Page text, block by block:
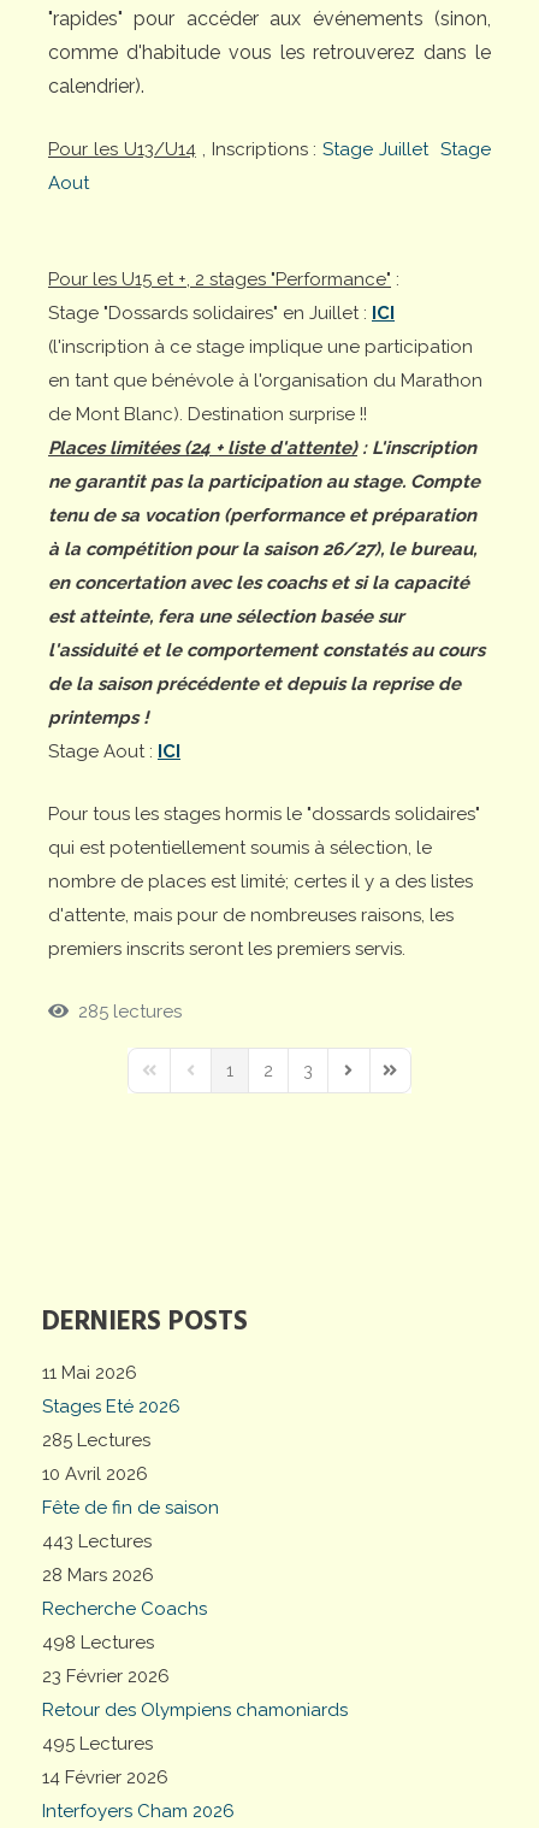
DERNIERS POSTS
11 Mai 2026
Stages Eté 2026
285 Lectures
10 Avril 2026
Fête de fin de saison
443 Lectures
28 Mars 2026
Recherche Coachs
498 Lectures
23 Février 2026
Retour des Olympiens chamoniards
495 Lectures
14 Février 2026
Interfoyers Cham 2026
"rapides" pour accéder aux événements (sinon,
comme d'habitude vous les retrouverez dans le
calendrier).
Pour les U13/U14, Inscriptions :Stage Juillet Stage
Aout
Pour les U15 et +, 2 stages "Performance" :
Stage "Dossards solidaires" en Juillet : ICI
(l'inscription à ce stage implique une participation
en tant que bénévole à l'organisation du Marathon
de Mont Blanc). Destination surprise !!
Places limitées (24 + liste d'attente): L'inscription
ne garantit pas la participation au stage. Compte
tenu de sa vocation (performance et préparation
à la compétition pour la saison 26/27), le bureau,
en concertation avec les coachs et si la capacité
est atteinte, fera une sélection basée sur
l'assiduité et le comportement constatés au cours
de la saison précédente et depuis la reprise de
printemps !
Stage Aout : ICI
Pour tous les stages hormis le "dossards solidaires"
qui est potentiellement soumis à sélection, le
nombre de places est limité; certes il y a des listes
d'attente, mais pour de nombreuses raisons, les
premiers inscrits seront les premiers servis.
285 lectures
First PagePrevious Page
1 2 3
Next PageLast Page